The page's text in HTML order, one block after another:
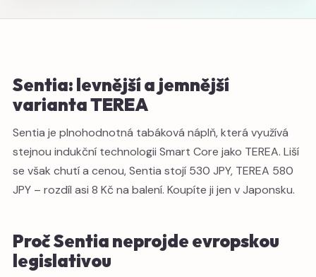
Sentia: levnější a jemnější
varianta TEREA
Sentia je plnohodnotná tabáková náplň, která využívá
stejnou indukční technologii Smart Core jako TEREA. Liší
se však chutí a cenou, Sentia stojí 530 JPY, TEREA 580
JPY – rozdíl asi 8 Kč na balení. Koupíte ji jen v Japonsku.
Proč Sentia neprojde evropskou
legislativou